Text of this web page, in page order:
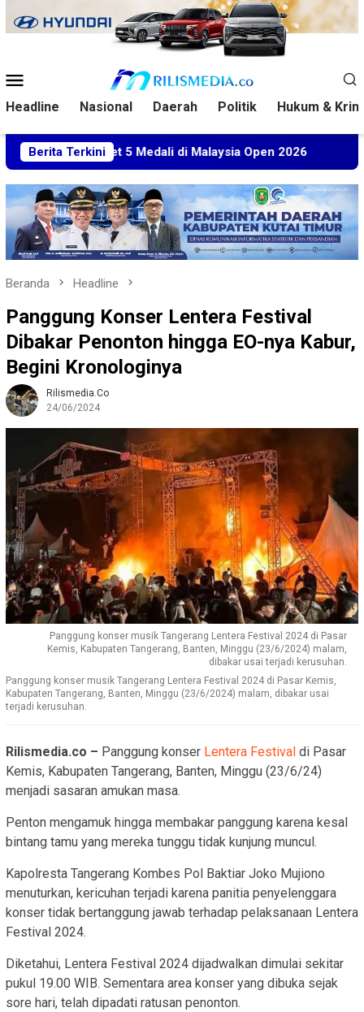
ke
Mobile
Headline Nasional Daerah Politik Hukum &
Berita Terkini
5 Medali di Malaysia Open 2026 Kuasa Hukum
Beranda Headline
Panggung Konser Lentera Festival
Dibakar Penonton hingga EO-nya Kabur,
Begini Kronologinya
Rilismedia.co
24/06/2024
Panggung konser musik Tangerang Lentera Festival 2024 di Pasar
Kemis, Kabupaten Tangerang, Banten, Minggu (23/6/2024) malam,
dibakar usai terjadi kerusuhan.
Panggung konser musik Tangerang Lentera Festival 2024 di Pasar Kemis,
Kabupaten Tangerang, Banten, Minggu (23/6/2024) malam, dibakar usai
terjadi kerusuhan.
Rilismedia.co – Panggung konser Lentera Festival di Pasar
Kemis, Kabupaten Tangerang, Banten, Minggu (23/6/24)
menjadi sasaran amukan masa.
Penton mengamuk hingga membakar panggung karena kesal
bintang tamu yang mereka tunggu tidak kunjung muncul.
Kapolresta Tangerang Kombes Pol Baktiar Joko Mujiono
menuturkan, kericuhan terjadi karena panitia penyelenggara
konser tidak bertanggung jawab terhadap pelaksanaan Lentera
Festival 2024.
Diketahui, Lentera Festival 2024 dijadwalkan dimulai sekitar
pukul 19.00 WIB. Sementara area konser yang dibuka sejak
sore hari, telah dipadati ratusan penonton.